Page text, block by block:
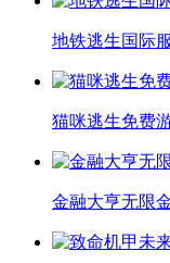
地铁逃生国际
猫咪逃生免费
金融大亨无限